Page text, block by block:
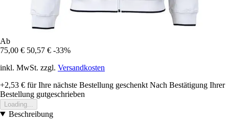
Ab
75,00 € 50,57 € -33%
inkl. MwSt. zzgl. Versandkosten
+2,53 € für Ihre nächste Bestellung geschenkt Nach Bestätigung Ihrer
Bestellung gutgeschrieben
Loading...
Beschreibung